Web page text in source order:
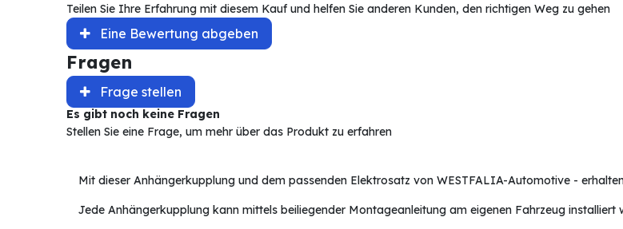
Teilen Sie Ihre Erfahrung mit diesem Kauf und helfen Sie anderen Kunden, den richtigen Weg zu gehen
Eine Bewertung abgeben
Fragen
Frage stellen
Es gibt noch keine Fragen
Stellen Sie eine Frage, um mehr über das Produkt zu erfahren
Mit dieser Anhängerkupplung und dem passenden Elektrosatz von WESTFALIA-Automotive -
Jede Anhängerkupplung kann mittels beiliegender Montageanleitung am eigenen Fahrzeug installiert